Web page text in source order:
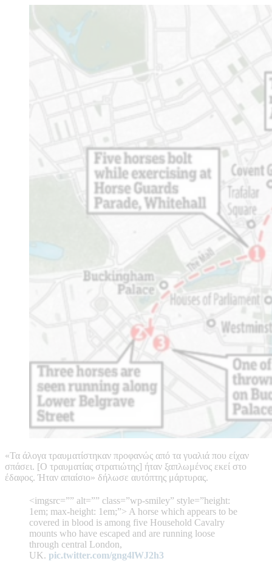
«Τα άλογα τραυματίστηκαν προφανώς από τα γυαλιά που είχαν
σπάσει. [Ο τραυματίας στρατιώτης] ήταν ξαπλωμένος εκεί στο
έδαφος. Ήταν απαίσιο» δήλωσε αυτόπτης μάρτυρας.
<imgsrc=”” alt=”” class=”wp-smiley” style=”height:
1em; max-height: 1em;”> A horse which appears to be
covered in blood is among five Household Cavalry
mounts who have escaped and are running loose
through central London,
UK. pic.twitter.com/gng4lWJ2h3